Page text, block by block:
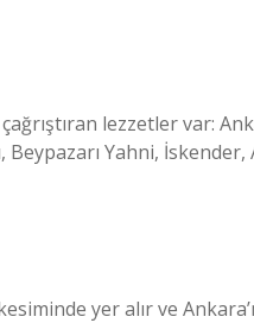
lezzetler var:
Beypazarı Yahni,
yer alır ve